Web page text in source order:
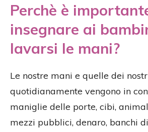
Perchè è
insegnare ai
lavarsi le mani?
Le nostre mani e quelle dei
quotidianamente vengono in
maniglie delle porte, cibi,
mezzi pubblici, denaro, banchi